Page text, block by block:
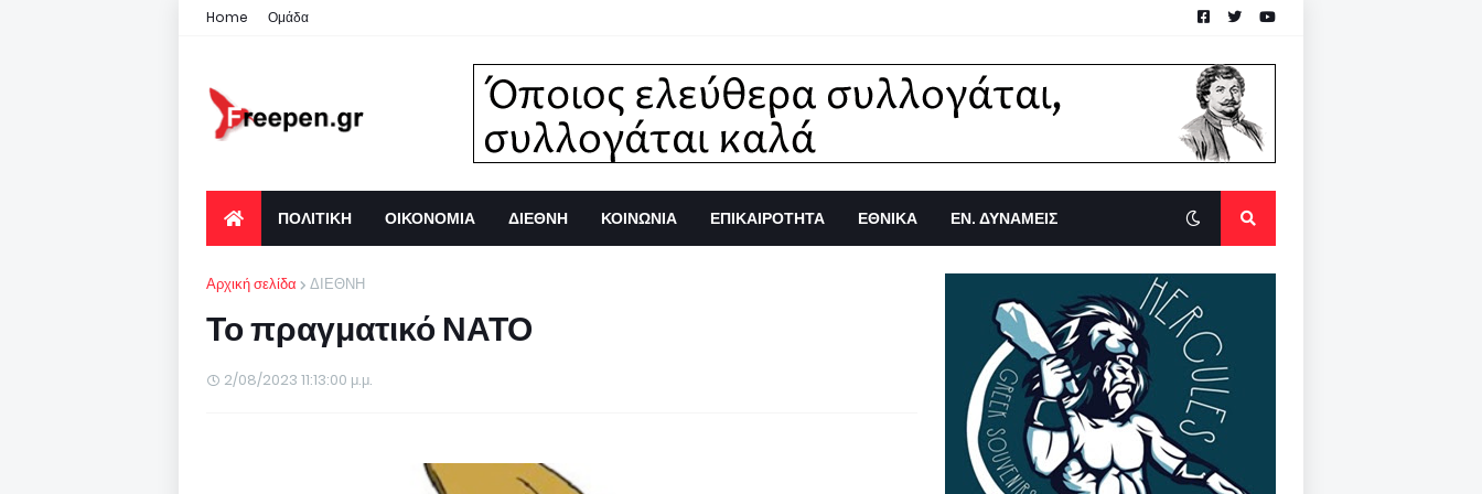
Home Ομάδα
ΠΟΛΙΤΙΚΗ ΟΙΚΟΝΟΜΙΑ ΔΙΕΘΝΗ ΚΟΙΝΩΝΙΑ ΕΠΙΚΑΙΡΟΤΗΤΑ ΕΘΝΙΚΑ ΕΝ. ΔΥΝΑΜΕΙΣ
Αρχική σελίδα ΔΙΕΘΝΗ
Το πραγματικό ΝΑΤΟ
2/08/2023 11:13:00 μ.μ.